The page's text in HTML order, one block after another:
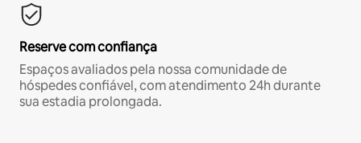
Reserve com confiança
Espaços avaliados pela nossa comunidade de
hóspedes confiável, com atendimento 24h durante
sua estadia prolongada.